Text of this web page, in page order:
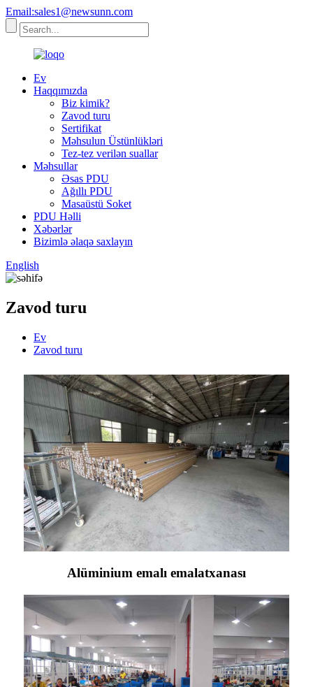
Email:sales1@newsunn.com
Ev
Haqqımızda
Biz kimik?
Zavod turu
Sertifikat
Məhsulun Üstünlükləri
Tez-tez verilən suallar
Məhsullar
Əsas PDU
Ağıllı PDU
Masaüstü Soket
PDU Həlli
Xəbərlər
Bizimlə əlaqə saxlayın
English
Zavod turu
Ev
Zavod turu
Alüminium emalı emalatxanası